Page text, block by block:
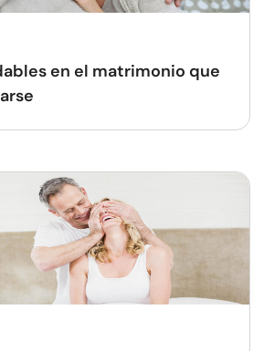
en el matrimonio que